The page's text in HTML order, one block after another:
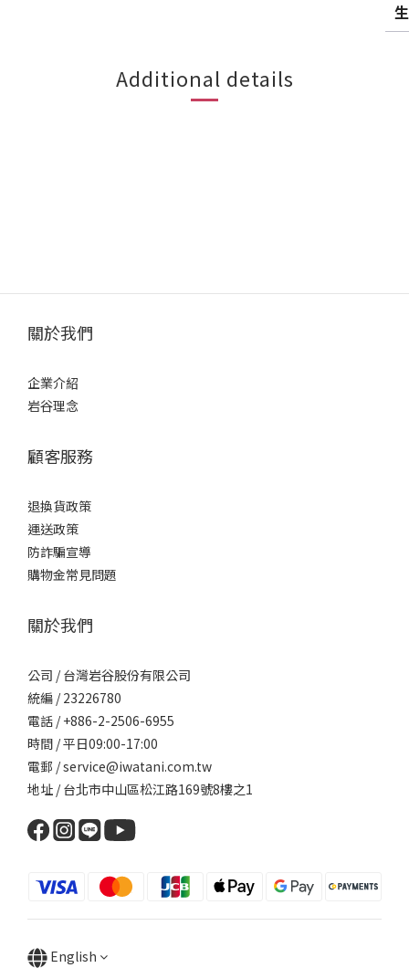
Additional details
關於我們
企業介紹
岩谷理念
顧客服務
退換貨政策
運送政策
防詐騙宣導
購物金常見問題
關於我們
公司 / 台灣岩谷股份有限公司
統編 / 23226780
電話 / +886-2-2506-6955
時間 / 平日09:00-17:00
電郵 / service@iwatani.com.tw
地址 / 台北市中山區松江路169號8樓之1
English